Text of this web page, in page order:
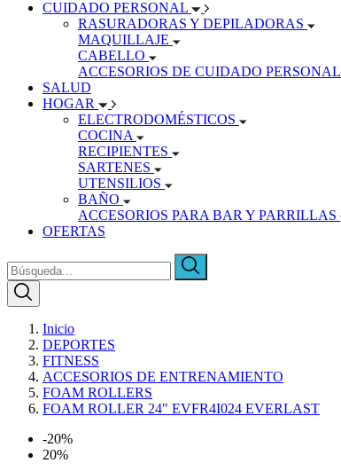
CUIDADO PERSONAL
RASURADORAS Y DEPILADORAS
MAQUILLAJE
CABELLO
ACCESORIOS DE CUIDADO PERSONAL
SALUD
HOGAR
ELECTRODOMÉSTICOS
COCINA
RECIPIENTES
SARTENES
UTENSILIOS
BAÑO
ACCESORIOS PARA BAR Y PARRILLAS
OFERTAS
Inicio
DEPORTES
FITNESS
ACCESORIOS DE ENTRENAMIENTO
FOAM ROLLERS
FOAM ROLLER 24" EVFR4I024 EVERLAST
-20%
20%